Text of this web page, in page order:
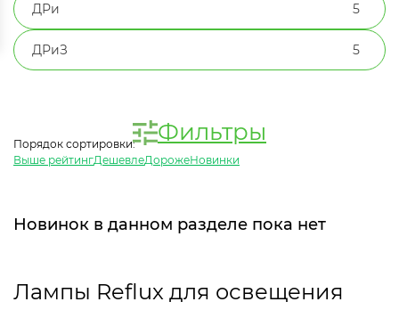
ДРи 5
ДРиЗ 5
Фильтры
Порядок сортировки:
Выше рейтингДешевлеДорожеНовинки
Новинок в данном разделе пока нет
Лампы Reflux для освещения